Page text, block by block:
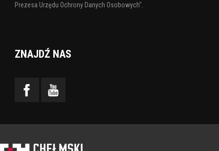
Prezesa Urzędu Ochrony Danych Osobowych".
ZNAJDŹ NAS